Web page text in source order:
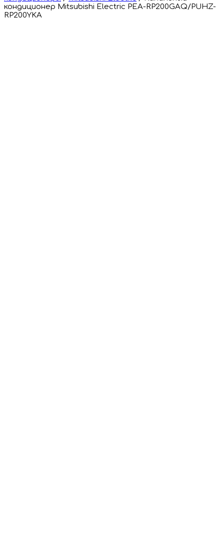
кондиционер Mitsubishi Electric PEA-RP200GAQ/PUHZ-
RP200YKA